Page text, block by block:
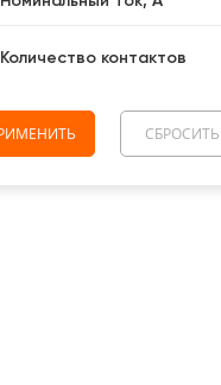
Количество контактов